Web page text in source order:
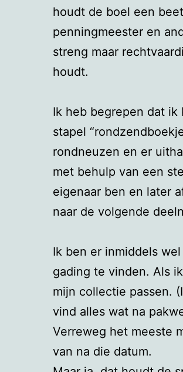
houdt de boel een
penningmeester en
streng maar
houdt.
Ik heb begrepen dat
stapel
rondneuzen en er
met behulp van een
eigenaar ben en later
naar de volgende
Ik ben er inmiddels
gading te vinden. Als
mijn collectie passen.
vind alles wat na
Verreweg het meeste
van na die datum.